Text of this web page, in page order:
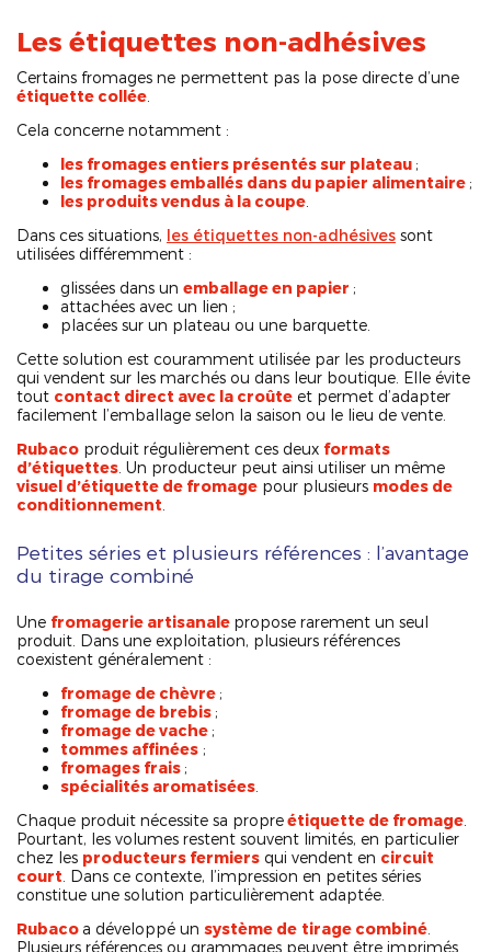
Les étiquettes non-adhésives
Certains fromages ne permettent pas la pose directe d’une
étiquette collée
Cela concerne notamment :
les fromages entiers présentés sur plateau ;
les fromages emballés dans du papier alimentaire ;
les produits vendus à la coupe
Dans ces situations, les étiquettes non-adhésives sont
utilisées différemment :
glissées dans un emballage en papier ;
attachées avec un lien ;
placées sur un plateau ou une barquette.
Cette solution est couramment utilisée par les producteurs
qui vendent sur les marchés ou dans leur boutique. Elle évite
tout contact direct avec la croûte et permet d’adapter
facilement l’emballage selon la saison ou le lieu de vente.
Rubaco produit régulièrement ces deux formats
d’étiquettes . Un producteur peut ainsi utiliser un même
visuel d’étiquette de fromage pour plusieurs modes de
conditionnement
Petites séries et plusieurs références : l’avantage
du tirage combiné
Une fromagerie artisanale propose rarement un seul
produit. Dans une exploitation, plusieurs références
coexistent généralement :
fromage de chèvre ;
fromage de brebis ;
fromage de vache ;
tommes affinées ;
fromages frais ;
spécialités aromatisées
Chaque produit nécessite sa propreétiquette de fromage
Pourtant, les volumes restent souvent limités, en particulier
chez les producteurs fermiers qui vendent en circuit
court . Dans ce contexte, l’impression en petites séries
constitue une solution particulièrement adaptée.
Rubaco a développé un système de tirage combiné
Plusieurs références ou grammages peuvent être imprimés